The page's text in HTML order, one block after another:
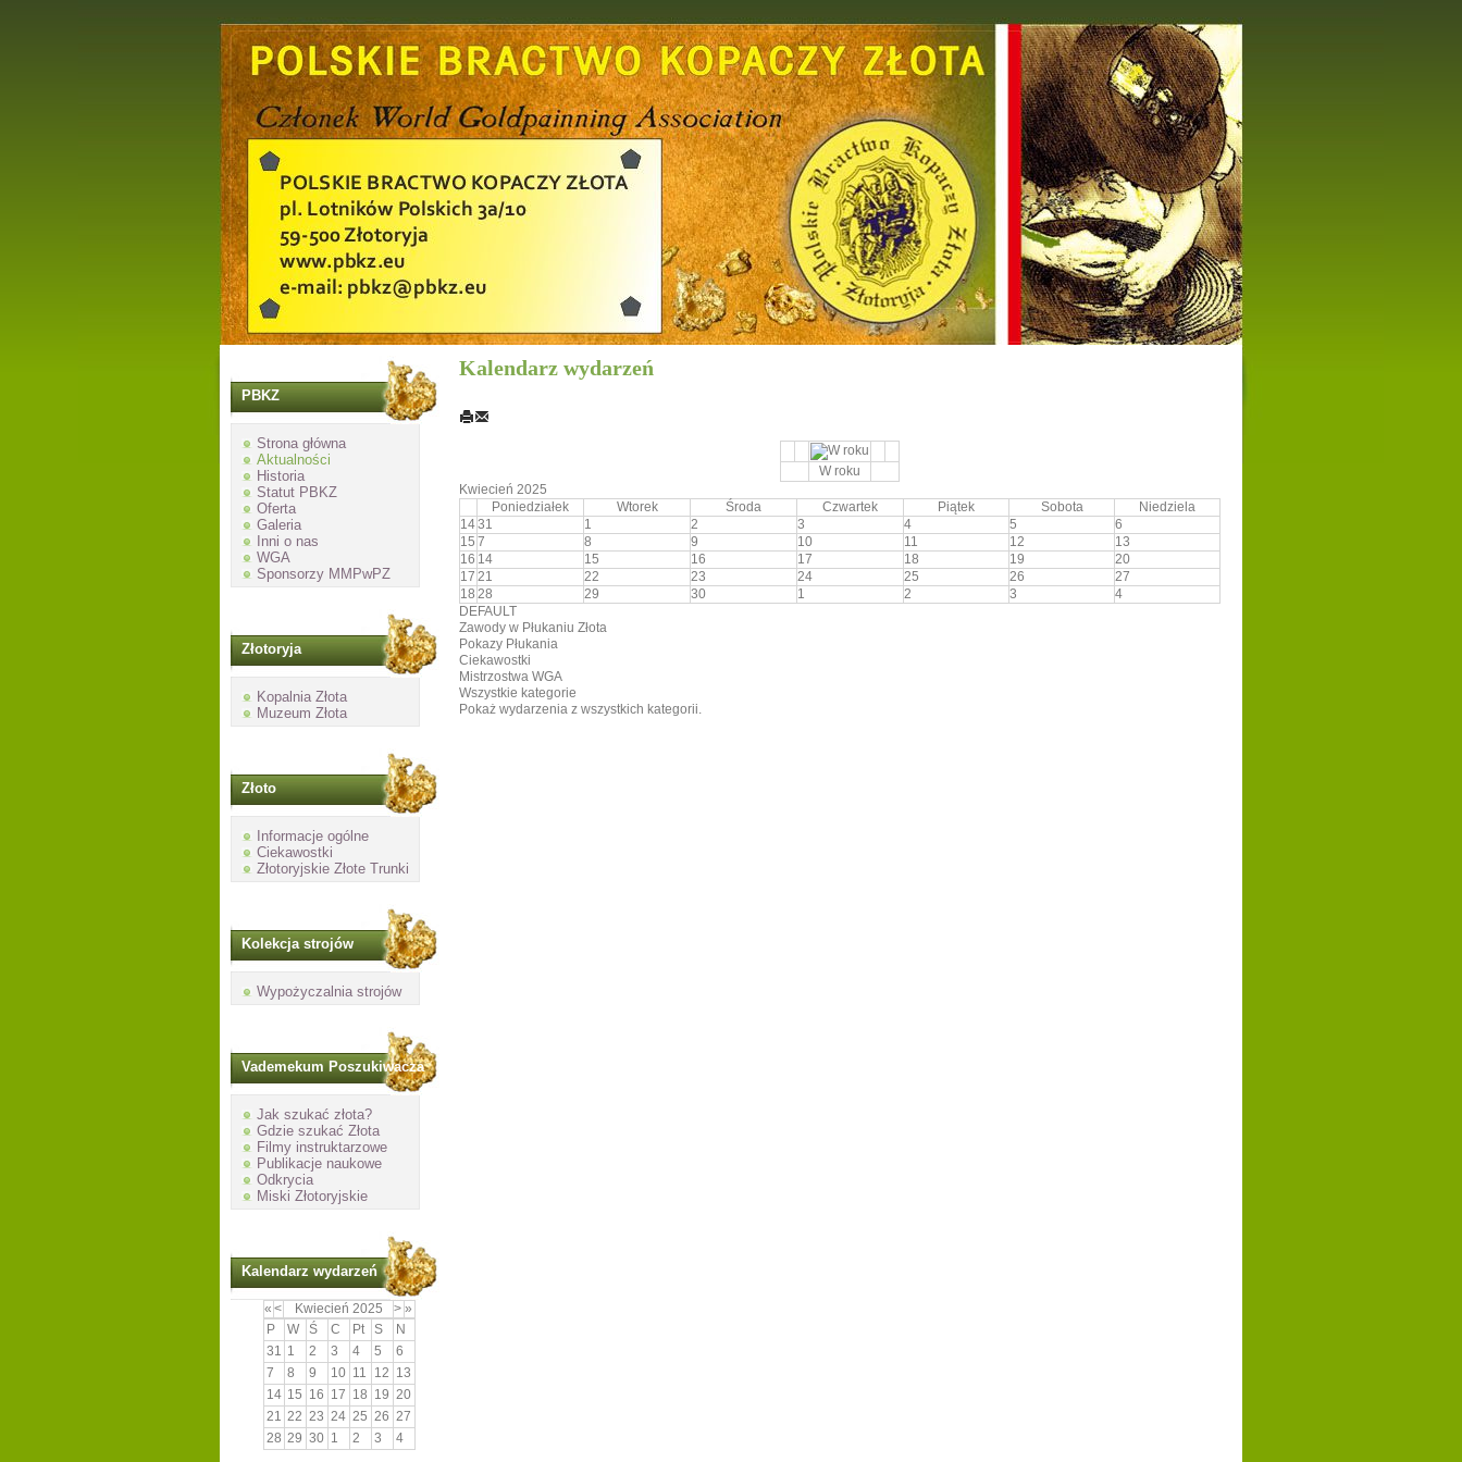
PBKZ
Strona główna
Aktualności
Historia
Statut PBKZ
Oferta
Galeria
Inni o nas
WGA
Sponsorzy MMPwPZ
Złotoryja
Kopalnia Złota
Muzeum Złota
Złoto
Informacje ogólne
Ciekawostki
Złotoryjskie Złote Trunki
Kolekcja strojów
Wypożyczalnia strojów
Vademekum Poszukiwacza
Jak szukać złota?
Gdzie szukać Złota
Filmy instruktarzowe
Publikacje naukowe
Odkrycia
Miski Złotoryjskie
Kalendarz wydarzeń
« < Kwiecień 2025 > »
P
W Ś C Pt S
N
31 1 2 3 4 5
6
7
8 9 10 11 12 13
14 15 16 17 18 19 20
21 22 23 24 25 26 27
28 29 30 1 2 3 4
Kalendarz wydarzeń
W roku
Kwiecień 2025
Poniedziałek
Wtorek Środa Czwartek Piątek Sobota
Niedziela
1431 1 2 3 4 5
6
15 7 8 9 10 11 12
13
16 14 15 16 17 18 19
20
17 21 22 23 24 25 26
27
18 28 29 30 1 2 3
4
DEFAULT
Zawody w Płukaniu Złota
Pokazy Płukania
Ciekawostki
Mistrzostwa WGA
Wszystkie kategorie
Pokaż wydarzenia z wszystkich kategorii.